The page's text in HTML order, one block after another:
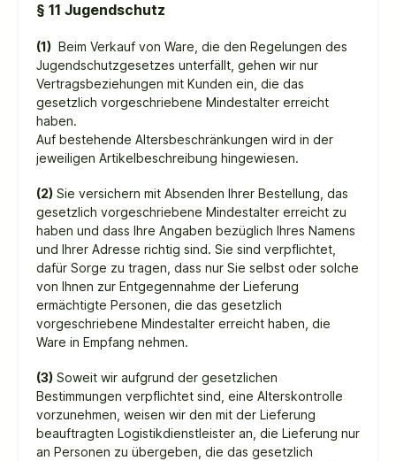
§ 11 Jugendschutz
(1) Beim Verkauf von Ware, die den Regelungen des
Jugendschutzgesetzes unterfällt, gehen wir nur
Vertragsbeziehungen mit Kunden ein, die das
gesetzlich vorgeschriebene Mindestalter erreicht
haben.
Auf bestehende Altersbeschränkungen wird in der
jeweiligen Artikelbeschreibung hingewiesen.
(2) Sie versichern mit Absenden Ihrer Bestellung, das
gesetzlich vorgeschriebene Mindestalter erreicht zu
haben und dass Ihre Angaben bezüglich Ihres Namens
und Ihrer Adresse richtig sind. Sie sind verpflichtet,
dafür Sorge zu tragen, dass nur Sie selbst oder solche
von Ihnen zur Entgegennahme der Lieferung
ermächtigte Personen, die das gesetzlich
vorgeschriebene Mindestalter erreicht haben, die
Ware in Empfang nehmen.
(3) Soweit wir aufgrund der gesetzlichen
Bestimmungen verpflichtet sind, eine Alterskontrolle
vorzunehmen, weisen wir den mit der Lieferung
beauftragten Logistikdienstleister an, die Lieferung nur
an Personen zu übergeben, die das gesetzlich